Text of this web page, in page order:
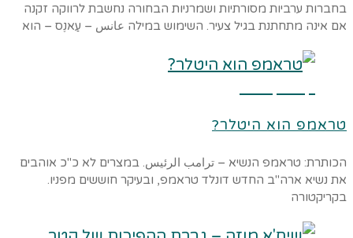
בחברות ערביות מסורתיות ושמרניות הבחורה נחשבת לרווקה זקנה
אם אינה מתחתנת בגיל צעיר. השימוש במילה عانس – עַאנֶס – הוא
טראמפ הוא היטלר?
הכותרת: טראמפ הנשיא – ترامب الرئيس. במצרים לא כ"כ אוהבים
את נשיא ארה"ב החדש דונלד טראמפ, ובעיקר חוששים מפניו.
בקריקטורה